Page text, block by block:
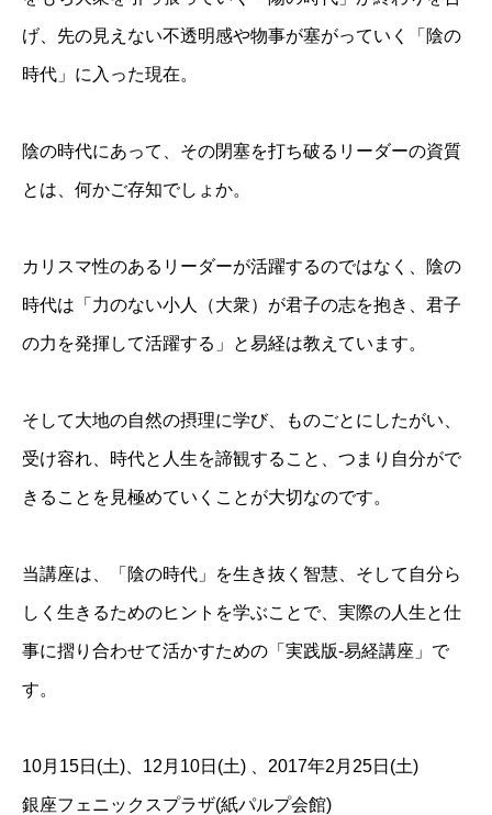
げ、先の見えない不透明感や物事が塞がっていく「陰の
時代」に入った現在。
陰の時代にあって、その閉塞を打ち破るリーダーの資質
とは、何かご存知でしょか。
カリスマ性のあるリーダーが活躍するのではなく、陰の
時代は「力のない小人（大衆）が君子の志を抱き、君子
の力を発揮して活躍する」と易経は教えています。
そして大地の自然の摂理に学び、ものごとにしたがい、
受け容れ、時代と人生を諦観すること、つまり自分がで
きることを見極めていくことが大切なのです。
当講座は、「陰の時代」を生き抜く智慧、そして自分ら
しく生きるためのヒントを学ぶことで、実際の人生と仕
事に摺り合わせて活かすための「実践版-易経講座」で
す。
10月15日(土)、12月10日(土) 、2017年2月25日(土)
銀座フェニックスプラザ(紙パルプ会館)